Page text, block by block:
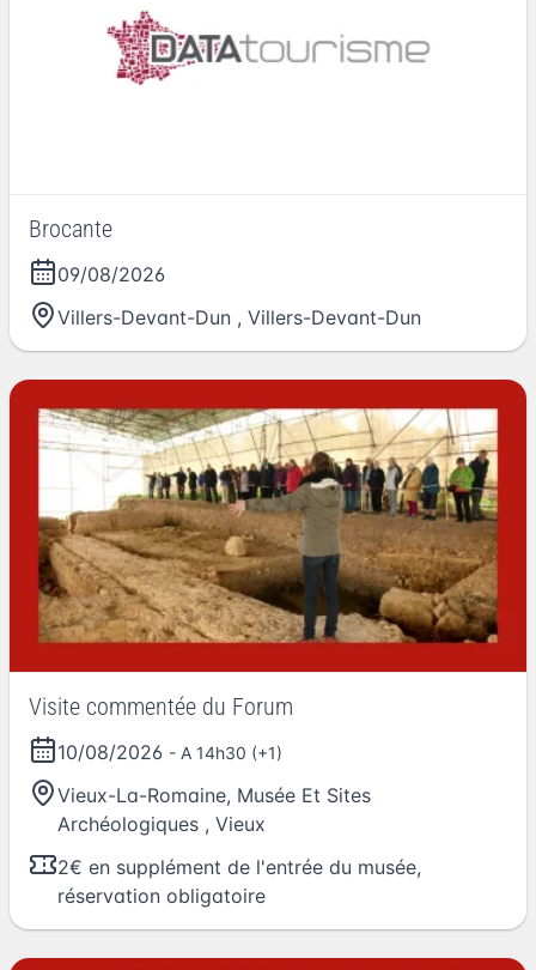
Brocante
09/08/2026
Villers-Devant-Dun , Villers-Devant-Dun
Visite commentée du Forum
10/08/2026 - A 14h30 (+1)
Vieux-La-Romaine, Musée Et Sites
Archéologiques , Vieux
2€ en supplément de l'entrée du musée,
réservation obligatoire